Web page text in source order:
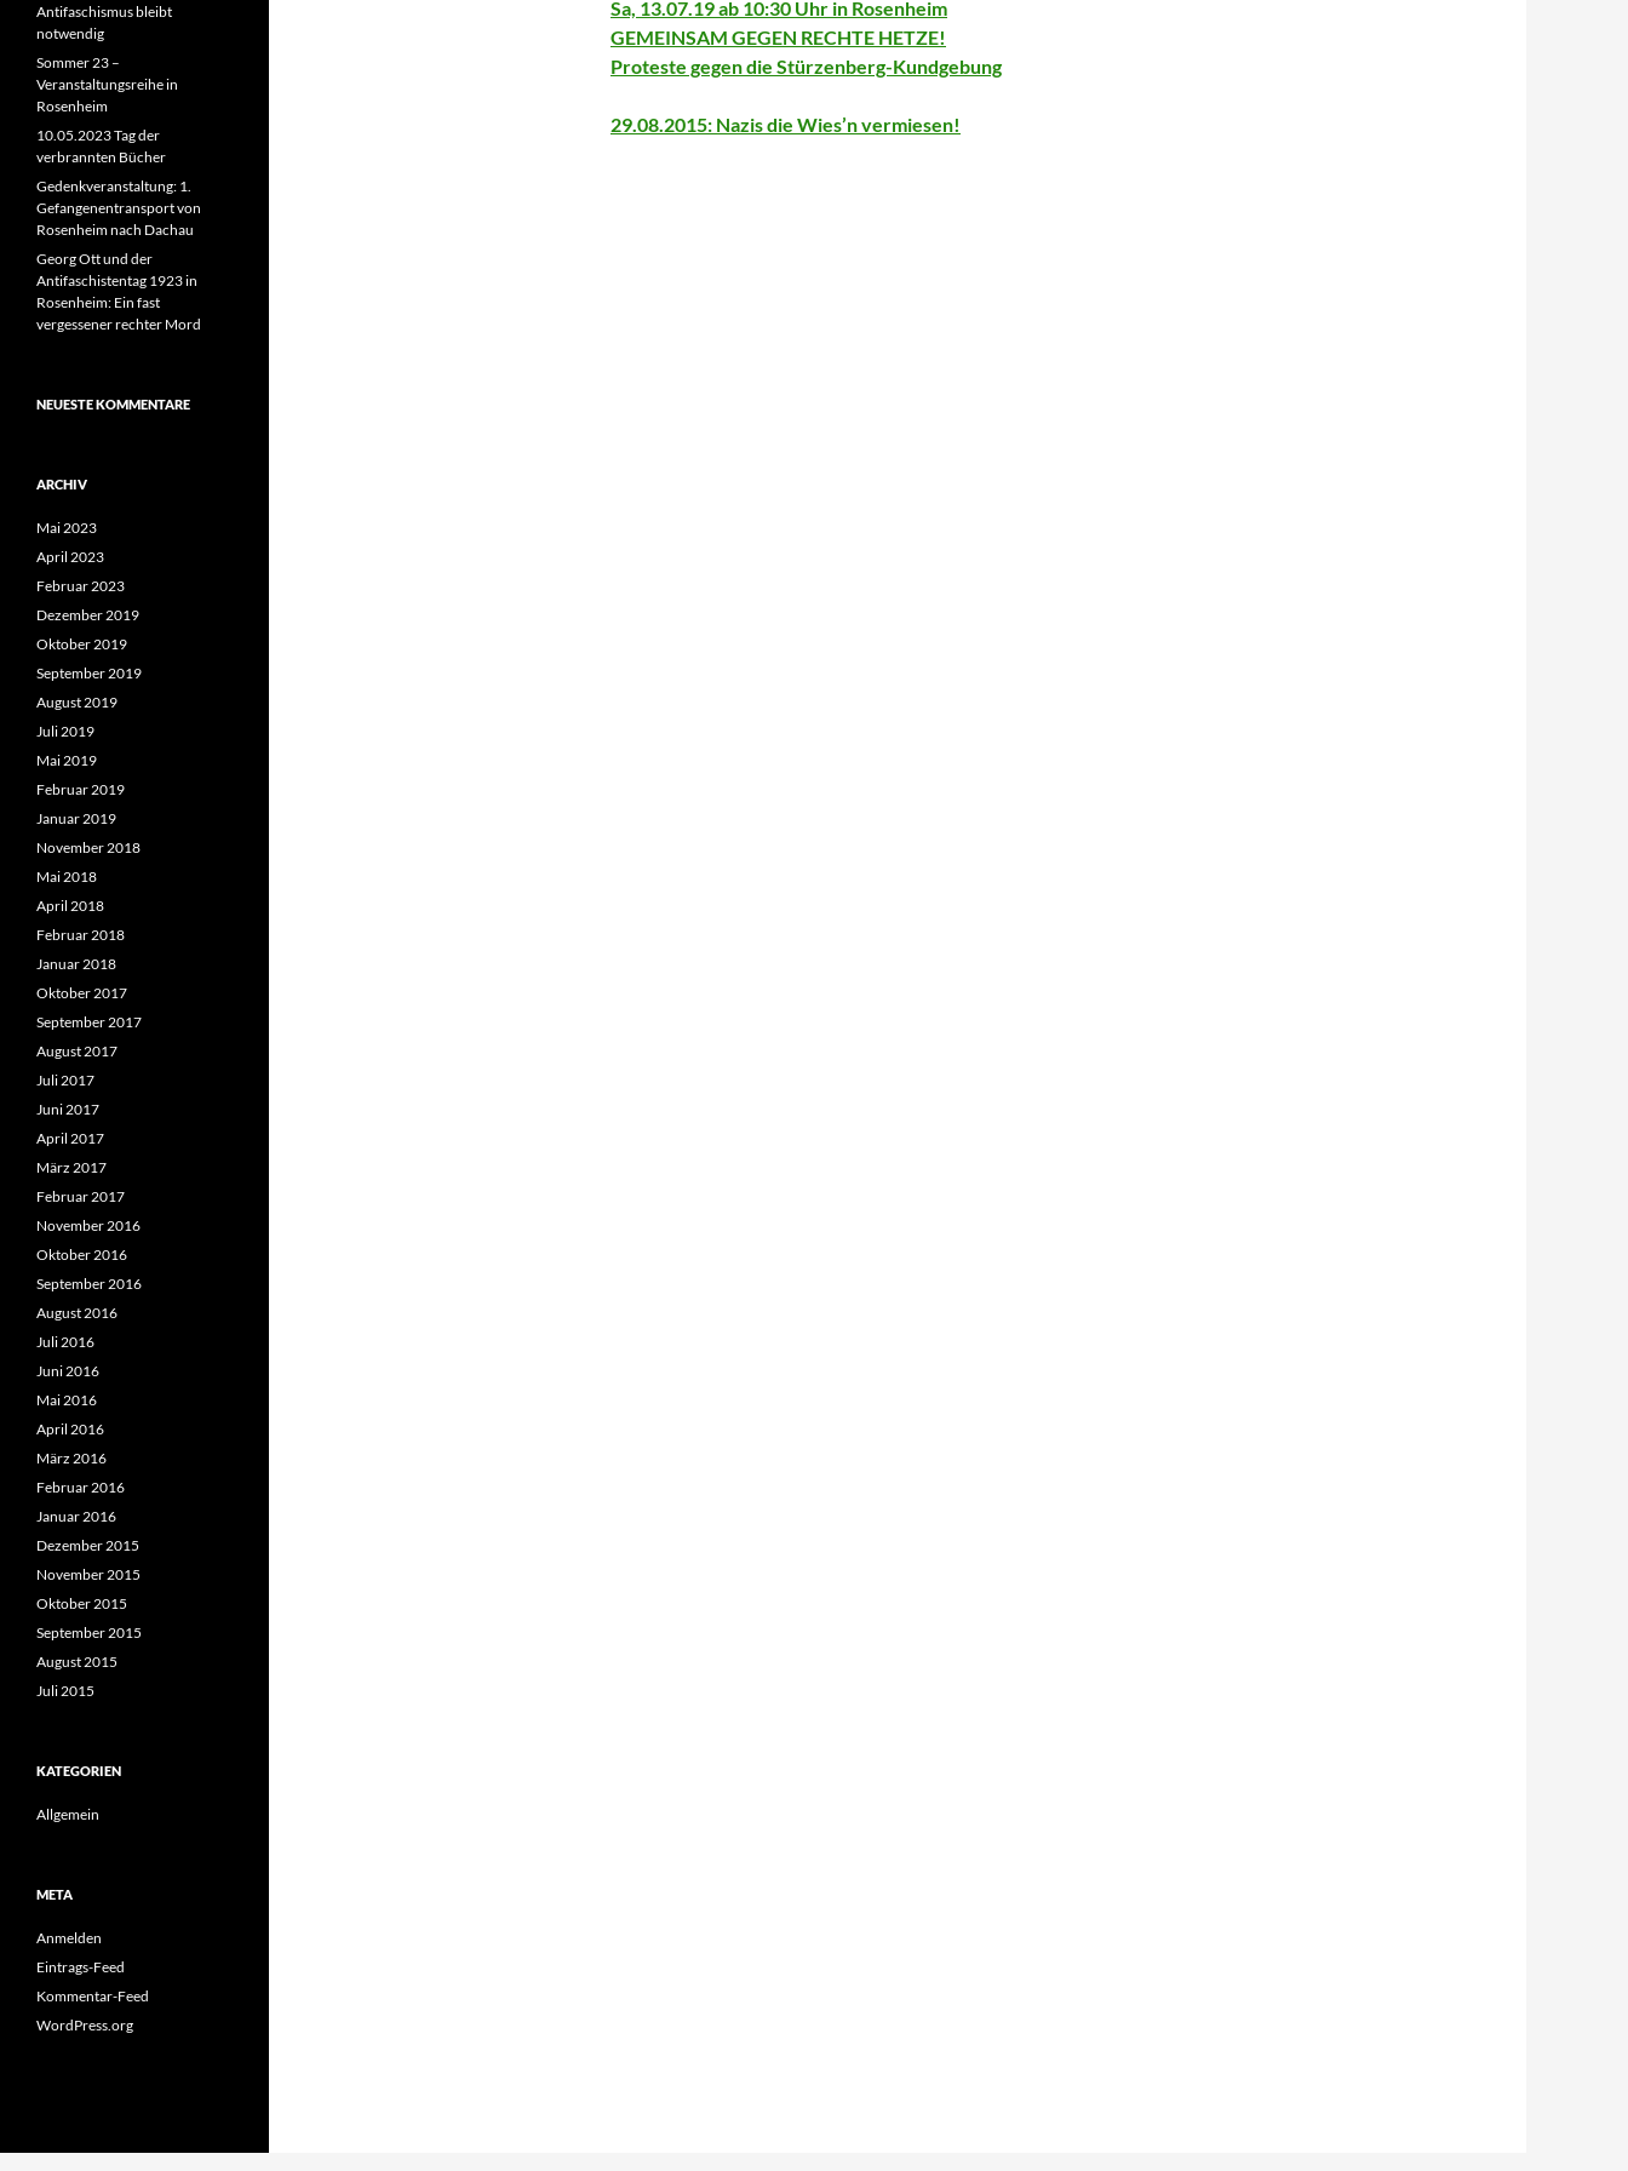
Sa, 13.07.19 ab 10:30 Uhr in Rosenheim
GEMEINSAM GEGEN RECHTE HETZE!
Proteste gegen die Stürzenberg-Kundgebung
29.08.2015: Nazis die Wies’n vermiesen!
Antifaschismus bleibt
notwendig
Sommer 23 –
Veranstaltungsreihe in
Rosenheim
10.05.2023 Tag der
verbrannten Bücher
Gedenkveranstaltung: 1.
Gefangenentransport von
Rosenheim nach Dachau
Georg Ott und der
Antifaschistentag 1923 in
Rosenheim: Ein fast
vergessener rechter Mord
NEUESTE KOMMENTARE
ARCHIV
Mai 2023
April 2023
Februar 2023
Dezember 2019
Oktober 2019
September 2019
August 2019
Juli 2019
Mai 2019
Februar 2019
Januar 2019
November 2018
Mai 2018
April 2018
Februar 2018
Januar 2018
Oktober 2017
September 2017
August 2017
Juli 2017
Juni 2017
April 2017
März 2017
Februar 2017
November 2016
Oktober 2016
September 2016
August 2016
Juli 2016
Juni 2016
Mai 2016
April 2016
März 2016
Februar 2016
Januar 2016
Dezember 2015
November 2015
Oktober 2015
September 2015
August 2015
Juli 2015
KATEGORIEN
Allgemein
META
Anmelden
Eintrags-Feed
Kommentar-Feed
WordPress.org